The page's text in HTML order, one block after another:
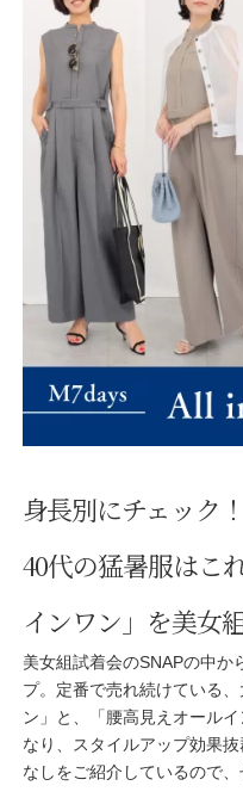
身長別にチェック！
40代の猛暑服はこ
インワン」を美女
美女組試着会のSNAPの中か
プ。定番で売れ続けている
ン」と、「腰高見えオール
なり、スタイルアップ効果
なしをご紹介しているので